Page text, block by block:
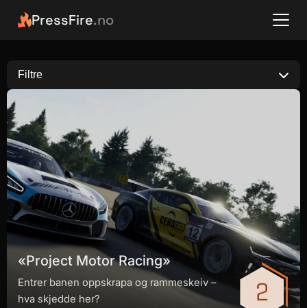
PressFire.no
Filtre
«Project Motor Racing»
Entrer banen oppskrapa og rammeskeiv –
hva skjedde her?